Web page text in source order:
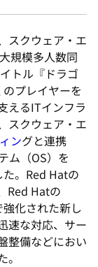
スクウェア・エ
規模多人数同
トル『ドラゴ
プレイヤーを
えるITインフラ
スクウェア・エ
ングと連携
ム（OS）を
。Red Hatの
Red Hatの
化された新し
速な対応、サー
整備などにおい